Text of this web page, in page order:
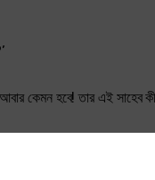
কেমন হবে! তার এই সাহেব